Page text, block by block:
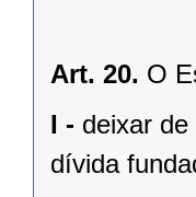
Art. 20. O
I - deixar
dívida